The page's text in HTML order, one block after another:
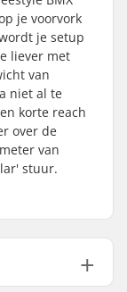
je voorvork
je setup
liever met
van
niet al te
korte reach
over de
van
stuur.